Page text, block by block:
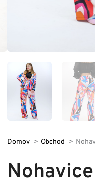
Domov Obchod